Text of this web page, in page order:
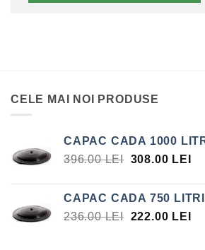
CELE MAI NOI PRODUSE
CAPAC CADA 1000
396.00LEI PREȚUL
FOST:
396.00 LEI.
308.00 LEI
CAPAC CADA 750 LITRI
236.00LEI PREȚUL
222.00 LEI